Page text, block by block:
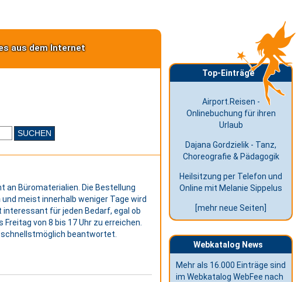
aus dem Internet
an Büromaterialien. Die Bestellung
meist innerhalb weniger Tage wird
interessant für jeden Bedarf, egal ob
von 8 bis 17 Uhr zu erreichen.
schnellstmöglich beantwortet.
Top-Einträge
Airport.Reisen -
Onlinebuchung für ihren
Urlaub
Dajana Gordzielik - Tanz,
Choreografie & Pädagogik
Heilsitzung per Telefon und
Online mit Melanie Sippelus
[mehr neue Seiten]
Webkatalog News
Mehr als 16.000 Einträge sind
im Webkatalog WebFee nach